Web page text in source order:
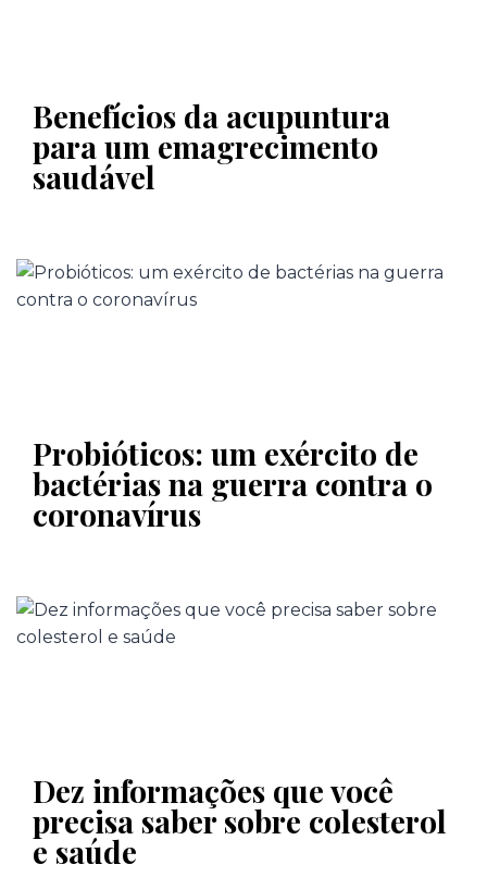
Benefícios da acupuntura
para um emagrecimento
saudável
Probióticos: um exército de
bactérias na guerra contra o
coronavírus
Dez informações que você
precisa saber sobre colesterol
e saúde